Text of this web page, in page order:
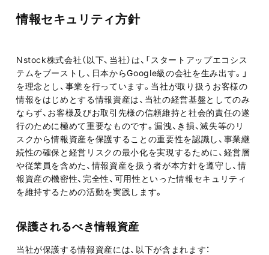
情報セキュリティ方針
Nstock株式会社（以下、当社）は、「スタートアップエコシス
テムをブーストし、日本からGoogle級の会社を生み出す。」
を理念とし、事業を行っています。当社が取り扱うお客様の
情報をはじめとする情報資産は、当社の経営基盤としてのみ
ならず、お客様及びお取引先様の信頼維持と社会的責任の遂
行のために極めて重要なものです。漏洩、き損、滅失等のリ
スクから情報資産を保護することの重要性を認識し、事業継
続性の確保と経営リスクの最小化を実現するために、経営層
や従業員を含めた、情報資産を扱う者が本方針を遵守し、情
報資産の機密性、完全性、可用性といった情報セキュリティ
を維持するための活動を実践します。
保護されるべき情報資産
当社が保護する情報資産には、以下が含まれます：